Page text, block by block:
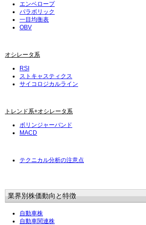
エンベロープ
パラボリック
一目均衡表
OBV
オシレータ系
RSI
ストキャスティクス
サイコロジカルライン
トレンド系+オシレータ系
ボリンジャーバンド
MACD
テクニカル分析の注意点
業界別株価動向と特徴
自動車株
自動車関連株